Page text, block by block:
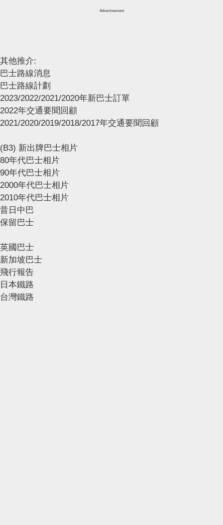
Advertisement
其他推介:
巴士路線消息
巴士路線計劃
2023/2022/2021/2020年新巴士訂單
2022年交通要聞回顧
2021/2020/2019/2018/2017年交通要聞回顧
(B3) 新出牌巴士相片
80年代巴士相片
90年代巴士相片
2000年代巴士相片
2010年代巴士相片
昔日中巴
保留巴士
英國巴士
新加坡巴士
飛行報告
日本鐵路
台灣鐵路